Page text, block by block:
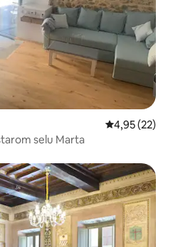
Prosječna
4,95 (22)
selu Marta